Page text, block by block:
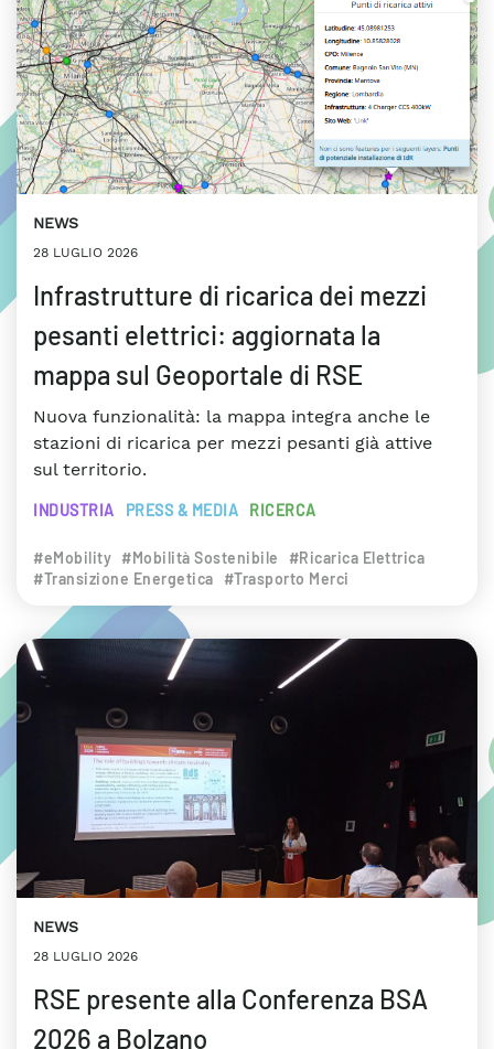
NEWS
28 LUGLIO 2026
Infrastrutture di ricarica dei mezzi
pesanti elettrici: aggiornata la
mappa sul Geoportale di RSE
Nuova funzionalità: la mappa integra anche le
stazioni di ricarica per mezzi pesanti già attive
sul territorio.
INDUSTRIA PRESS & MEDIA RICERCA
#eMobility #Mobilità Sostenibile
#Ricarica Elettrica
#Transizione Energetica
#Trasporto Merci
NEWS
28 LUGLIO 2026
RSE presente alla Conferenza BSA
2026 a Bolzano